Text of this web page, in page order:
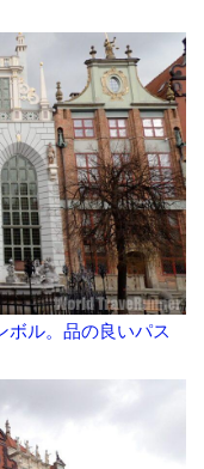
ボル。品の良いパス